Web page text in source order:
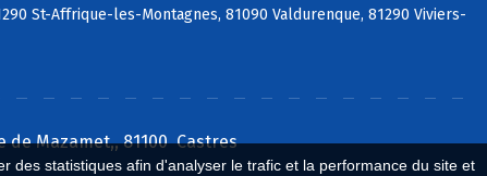
des statistiques afin d'analyser le trafic et la performance du site et
St-Affrique-les-Montagnes, 81090 Valdurenque, 81290 Viviers-
de Mazamet,, 81100 Castres